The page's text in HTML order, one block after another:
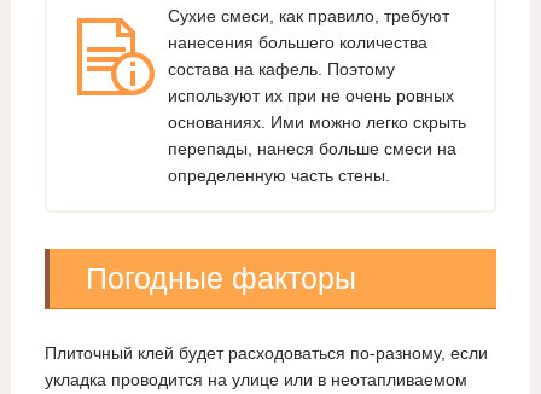
Сухие смеси, как правило, требуют
нанесения большего количества
состава на кафель. Поэтому
используют их при не очень ровных
основаниях. Ими можно легко скрыть
перепады, нанеся больше смеси на
определенную часть стены.
Погодные факторы
Плиточный клей будет расходоваться по-разному, если
укладка проводится на улице или в неотапливаемом